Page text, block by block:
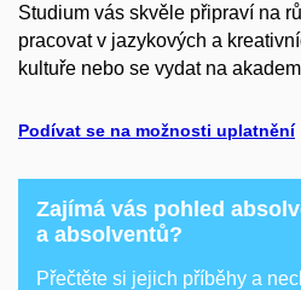
Studium vás skvěle připraví na
pracovat v jazykových a
kultuře nebo se vydat na
Podívat se na možnosti uplatnění
Zajímá vás pohled
a absolventů?
Přečtěte si jejich příběhy a